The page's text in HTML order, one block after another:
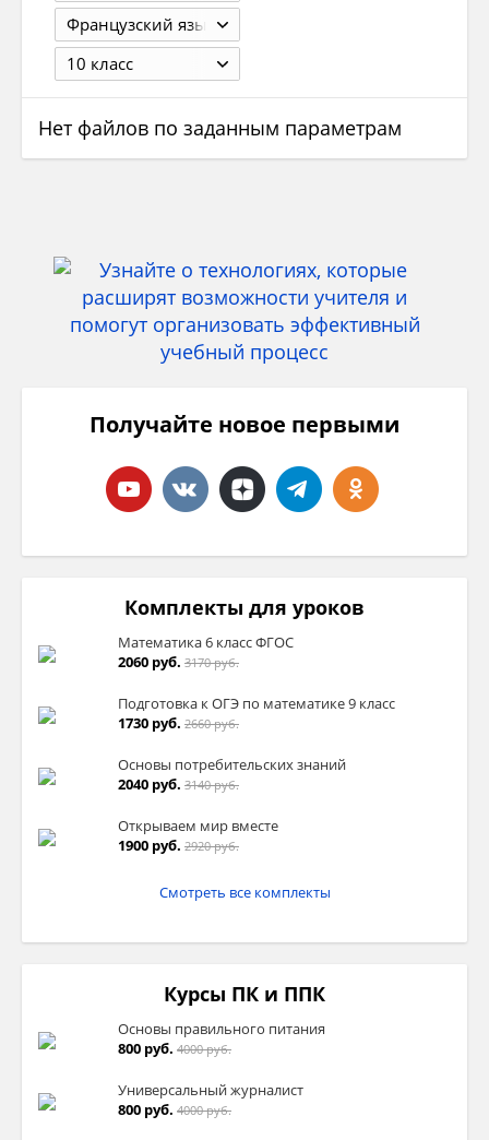
Французский язык
10 класс
Нет файлов по заданным параметрам
Получайте новое первыми
Комплекты для уроков
Математика 6 класс ФГОС
2060 руб. 3170 руб.
Подготовка к ОГЭ по математике 9 класс
1730 руб. 2660 руб.
Основы потребительских знаний
2040 руб. 3140 руб.
Открываем мир вместе
1900 руб. 2920 руб.
Смотреть все комплекты
Курсы ПК и ППК
Основы правильного питания
800 руб. 4000 руб.
Универсальный журналист
800 руб. 4000 руб.